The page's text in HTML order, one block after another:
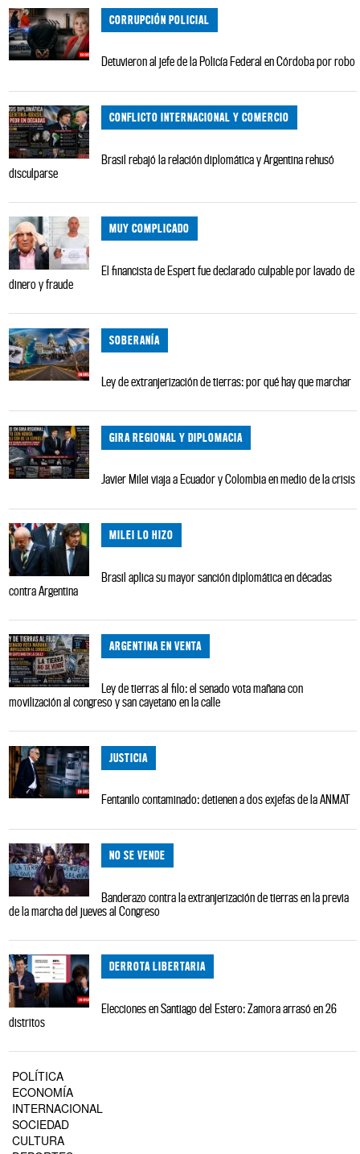
CORRUPCIÓN POLICIAL
Detuvieron al jefe de la Policía Federal en Córdoba por robo
CONFLICTO INTERNACIONAL Y COMERCIO
Brasil rebajó la relación diplomática y Argentina rehusó
disculparse
MUY COMPLICADO
El financista de Espert fue declarado culpable por lavado de
dinero y fraude
SOBERANÍA
Ley de extranjerización de tierras: por qué hay que marchar
GIRA REGIONAL Y DIPLOMACIA
Javier Milei viaja a Ecuador y Colombia en medio de la crisis
MILEI LO HIZO
Brasil aplica su mayor sanción diplomática en décadas
contra Argentina
ARGENTINA EN VENTA
Ley de tierras al filo: el senado vota mañana con
movilización al congreso y san cayetano en la calle
JUSTICIA
Fentanilo contaminado: detienen a dos exjefas de la ANMAT
NO SE VENDE
Banderazo contra la extranjerización de tierras en la previa
de la marcha del jueves al Congreso
DERROTA LIBERTARIA
Elecciones en Santiago del Estero: Zamora arrasó en 26
distritos
POLÍTICA
ECONOMÍA
INTERNACIONAL
SOCIEDAD
CULTURA